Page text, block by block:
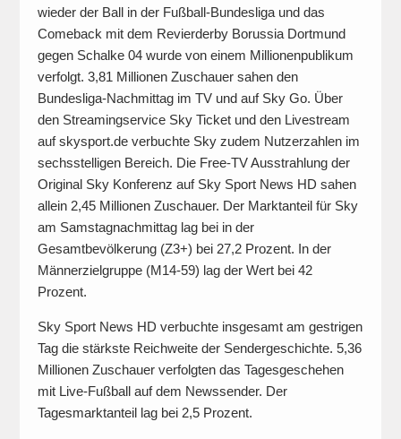
wieder der Ball in der Fußball-Bundesliga und das
Comeback mit dem Revierderby Borussia Dortmund
gegen Schalke 04 wurde von einem Millionenpublikum
verfolgt. 3,81 Millionen Zuschauer sahen den
Bundesliga-Nachmittag im TV und auf Sky Go. Über
den Streamingservice Sky Ticket und den Livestream
auf skysport.de verbuchte Sky zudem Nutzerzahlen im
sechsstelligen Bereich. Die Free-TV Ausstrahlung der
Original Sky Konferenz auf Sky Sport News HD sahen
allein 2,45 Millionen Zuschauer. Der Marktanteil für Sky
am Samstagnachmittag lag bei in der
Gesamtbevölkerung (Z3+) bei 27,2 Prozent. In der
Männerzielgruppe (M14-59) lag der Wert bei 42
Prozent.
Sky Sport News HD verbuchte insgesamt am gestrigen
Tag die stärkste Reichweite der Sendergeschichte. 5,36
Millionen Zuschauer verfolgten das Tagesgeschehen
mit Live-Fußball auf dem Newssender. Der
Tagesmarktanteil lag bei 2,5 Prozent.